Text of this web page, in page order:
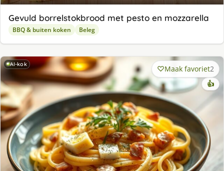
Gevuld borrelstokbrood met pesto en mozzarella
BBQ & buiten koken Beleg
AI-kok Maak favoriet2
👍